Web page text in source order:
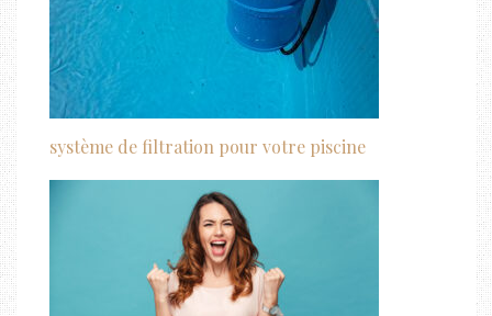
système de filtration pour votre piscine